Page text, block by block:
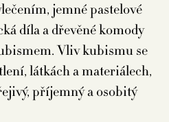
jemné pastelové
díla a dřevěné komody
Vliv kubismu se
látkách a materiálech,
příjemný a osobitý